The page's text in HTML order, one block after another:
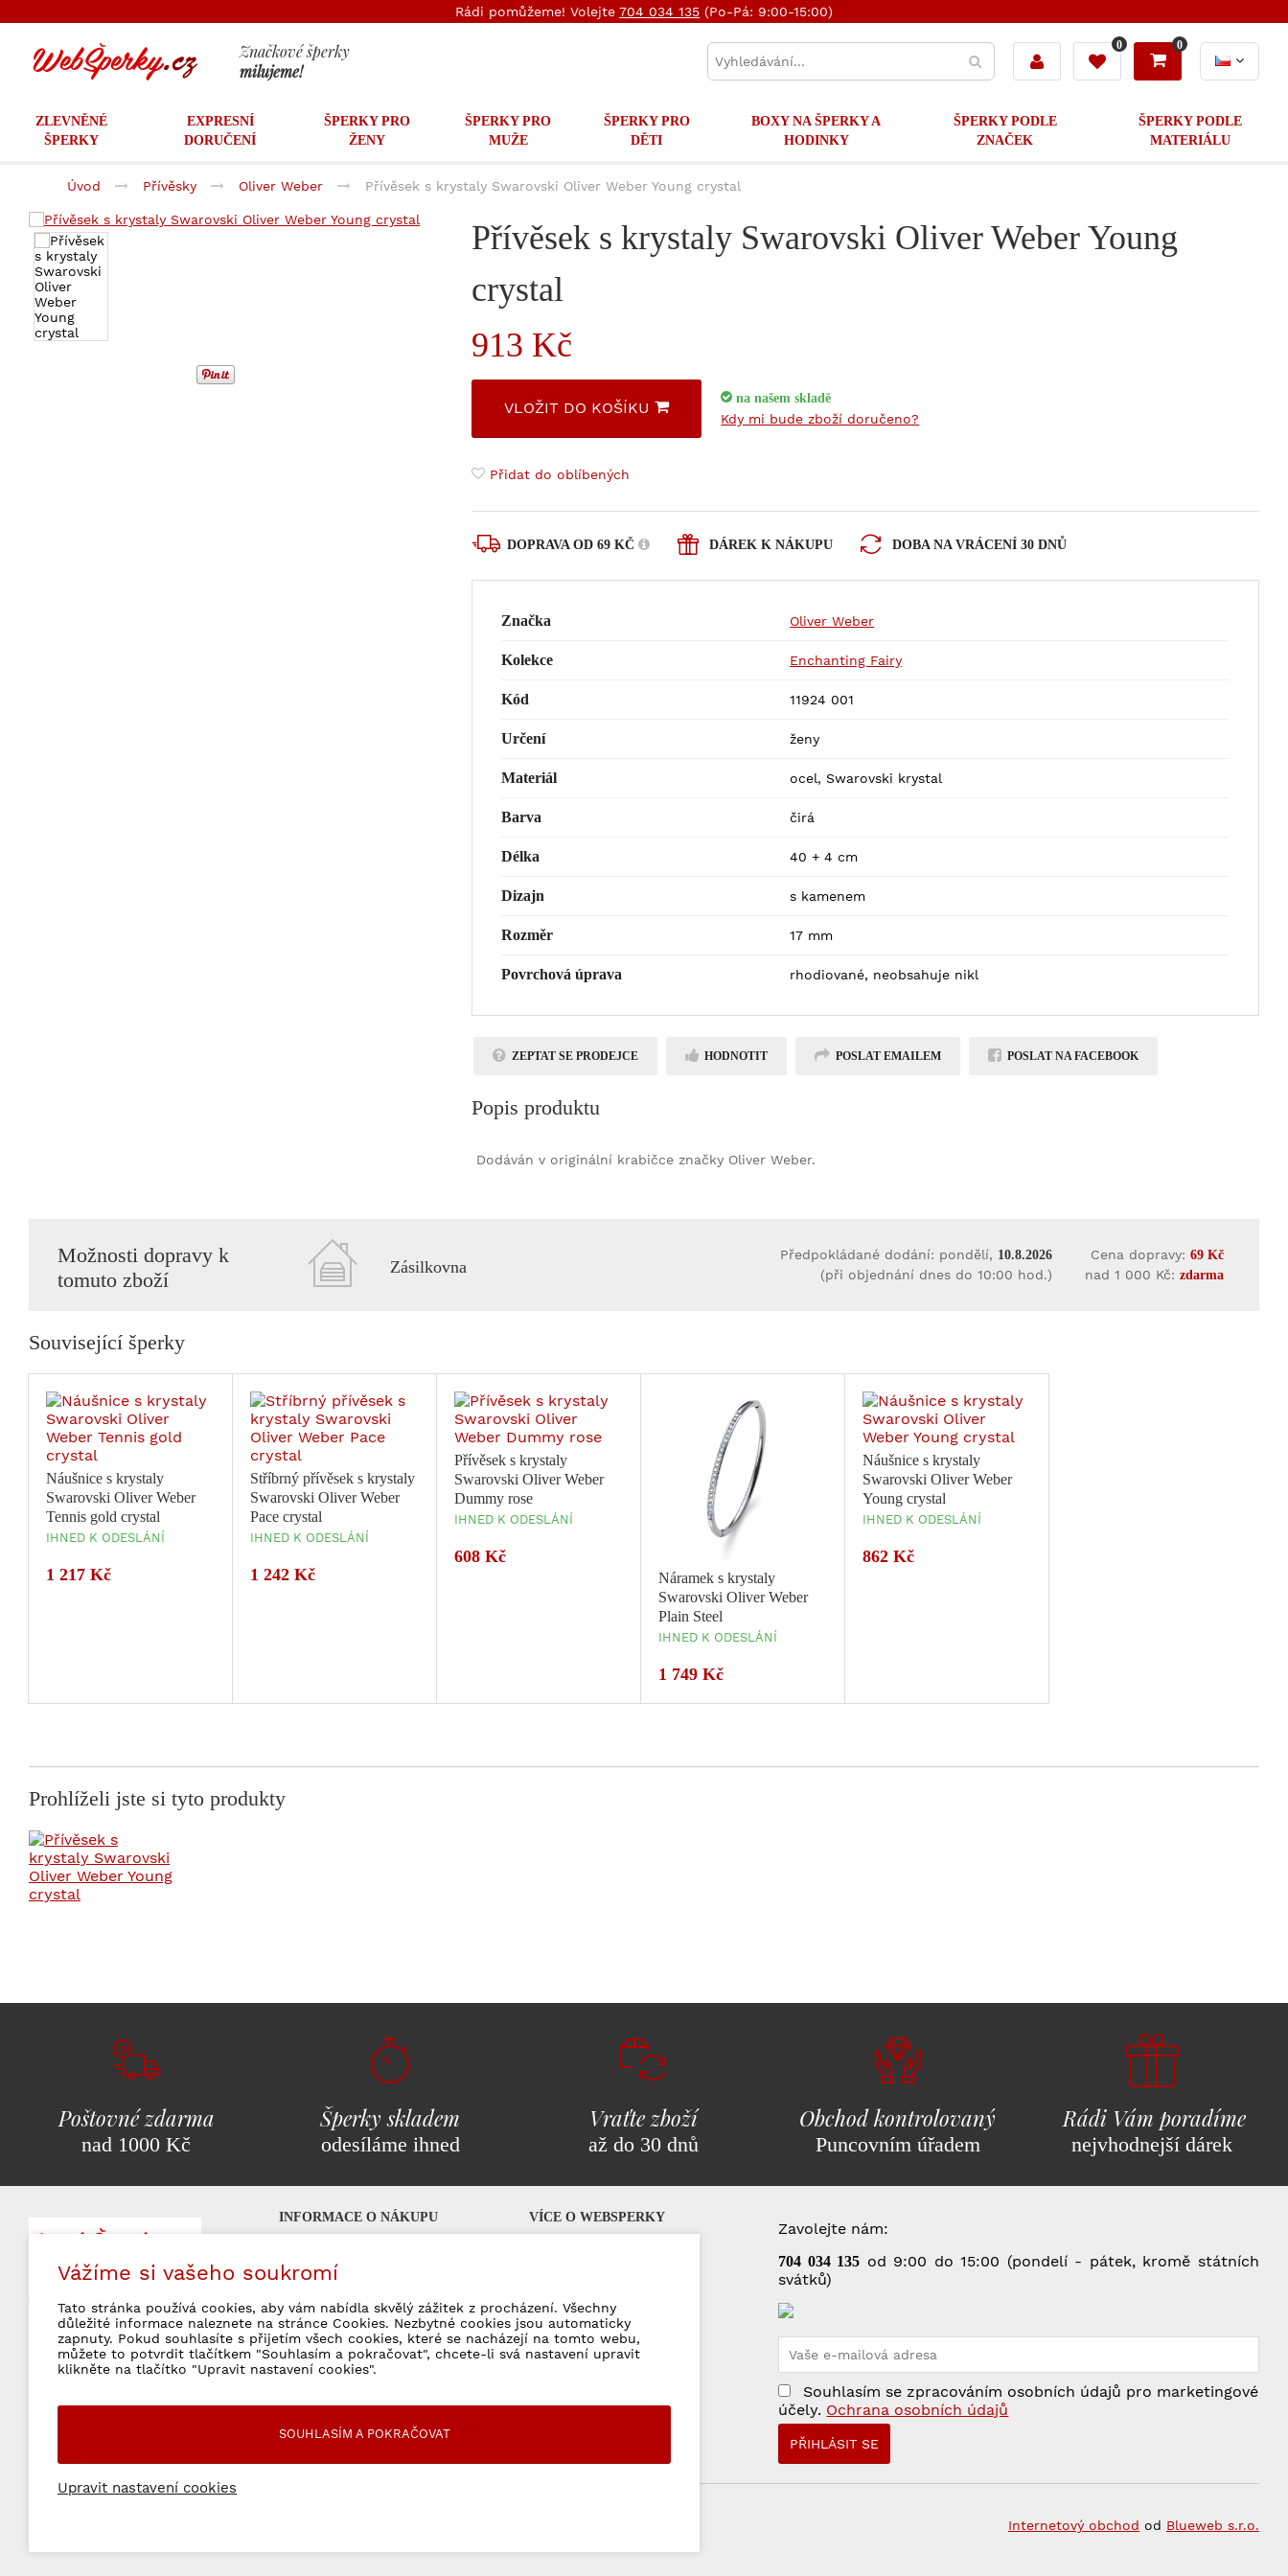
Rádi pomůžeme! Volejte 704 034 135 (Po-Pá: 9:00-15:00)
Značkové šperky
milujeme!
0 0
ZLEVNĚNÉ
ŠPERKY
EXPRESNÍ
DORUČENÍ
ŠPERKY PRO
ŽENY
ŠPERKY PRO
MUŽE
ŠPERKY PRO
DĚTI
BOXY NA ŠPERKY A
HODINKY
ŠPERKY PODLE
ZNAČEK
ŠPERKY PODLE
MATERIÁLU
Úvod Přívěsky Oliver Weber Přívěsek s krystaly Swarovski Oliver Weber Young crystal
Přívěsek s krystaly Swarovski Oliver Weber Young
crystal
913 Kč
VLOŽIT DO KOŠÍKU na našem skladě
Kdy mi bude zboží doručeno?
Přidat do oblíbených
DOPRAVA OD 69 KČ DÁREK K NÁKUPU DOBA NA VRÁCENÍ 30 DNŮ
Značka Oliver Weber
Kolekce Enchanting Fairy
Kód 11924 001
Určení ženy
Materiál ocel, Swarovski krystal
Barva čirá
Délka 40 + 4 cm
Dizajn s kamenem
Rozměr 17 mm
Povrchová úprava rhodiované, neobsahuje nikl
ZEPTAT SE PRODEJCE HODNOTIT POSLAT EMAILEM POSLAT NA FACEBOOK
Popis produktu
Dodáván v originální krabičce značky Oliver Weber.
Možnosti dopravy k
tomuto zboží
Zásilkovna
Předpokládané dodání: pondělí, 10.8.2026
(při objednání dnes do 10:00 hod.)
Cena dopravy: 69 Kč
nad 1 000 Kč: zdarma
Související šperky
Náušnice s krystaly
Swarovski Oliver Weber
Tennis gold crystal
IHNED K ODESLÁNÍ
1 217 Kč
Stříbrný přívěsek s krystaly
Swarovski Oliver Weber
Pace crystal
IHNED K ODESLÁNÍ
1 242 Kč
Přívěsek s krystaly
Swarovski Oliver Weber
Dummy rose
IHNED K ODESLÁNÍ
608 Kč
Náramek s krystaly
Swarovski Oliver Weber
Plain Steel
IHNED K ODESLÁNÍ
1 749 Kč
Náušnice s krystaly
Swarovski Oliver Weber
Young crystal
IHNED K ODESLÁNÍ
862 Kč
Prohlíželi jste si tyto produkty
Poštovné zdarma
nad 1000 Kč
Šperky skladem
odesíláme ihned
Vraťte zboží
až do 30 dnů
Obchod kontrolovaný
Puncovním úřadem
Rádi Vám poradíme
nejvhodnejší dárek
INFORMACE O NÁKUPU
Platební možnosti
Poštovné a doprava
Obchodní podmínky
Vrácení zboží a reklamace
Ochrana osobních údajů
VÍCE O WEBSPERKY
Kontakty
Zavolejte nám:
704 034 135 od 9:00 do 15:00 (pondelí - pátek, kromě státních
svátků)
Souhlasím se zpracováním osobních údajů pro marketingové
účely. Ochrana osobních údajů
Internetový obchod od Blueweb s.r.o.
Vážíme si vašeho soukromí
Tato stránka používá cookies, aby vám nabídla skvělý zážitek z procházení. Všechny
důležité informace naleznete na stránce Cookies. Nezbytné cookies jsou automaticky
zapnuty. Pokud souhlasíte s přijetím všech cookies, které se nacházejí na tomto webu,
můžete to potvrdit tlačítkem "Souhlasím a pokračovat", chcete-li svá nastavení upravit
klikněte na tlačítko "Upravit nastavení cookies".
SOUHLASÍM A POKRAČOVAT
Upravit nastavení cookies